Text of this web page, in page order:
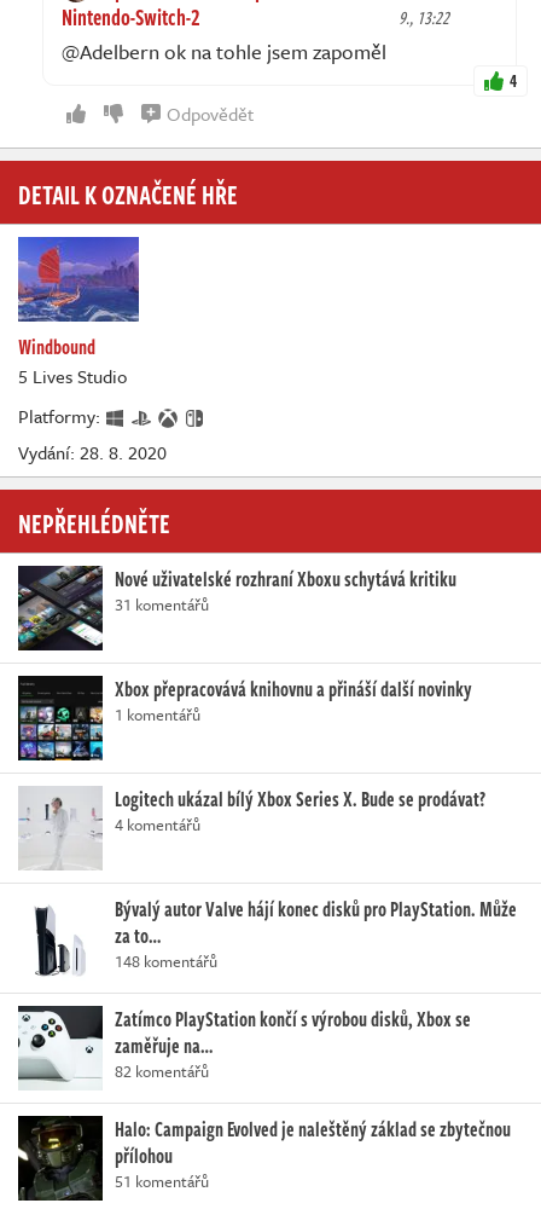
Nintendo-Switch-2
9., 13:22
@Adelbern ok na tohle jsem zapoměl
4
Odpovědět
DETAIL K OZNAČENÉ HŘE
Windbound
5 Lives Studio
Platformy:
Vydání: 28. 8. 2020
NEPŘEHLÉDNĚTE
Nové uživatelské rozhraní Xboxu schytává kritiku
31 komentářů
Xbox přepracovává knihovnu a přináší další novinky
1 komentářů
Logitech ukázal bílý Xbox Series X. Bude se prodávat?
4 komentářů
Bývalý autor Valve hájí konec disků pro PlayStation. Může
za to…
148 komentářů
Zatímco PlayStation končí s výrobou disků, Xbox se
zaměřuje na…
82 komentářů
Halo: Campaign Evolved je naleštěný základ se zbytečnou
přílohou
51 komentářů